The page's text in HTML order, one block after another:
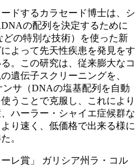
ドするカラセード博士は、シ
の配列を決定するために
の特別な技術）を使った新
よって先天性疾患を発見をす
。この研究は、従来膨大なコ
遺伝子スクリーニングを、
ンサ（DNAの塩基配列を自動
うことで克服し、これにより
ハーラー・シャイエ症候群な
り速く、低価格で出来る様に
。
レ賞」 ガリシア州ラ・コル